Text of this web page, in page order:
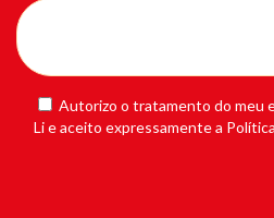
Autorizo o tratamento do meu
Li e aceito expressamente a